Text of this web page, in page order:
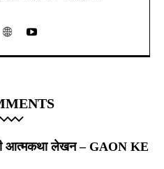
आत्मकथा लेखन – GAON KE